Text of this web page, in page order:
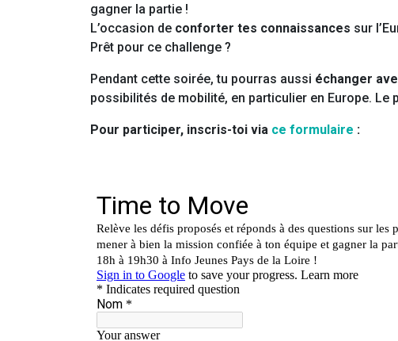
gagner la partie !
L’occasion de conforter tes connaissances sur
Prêt pour ce challenge ?
Pendant cette soirée, tu pourras aussi échanger
possibilités de mobilité, en particulier en Europe. Le
Pour participer, inscris-toi via ce formulaire :